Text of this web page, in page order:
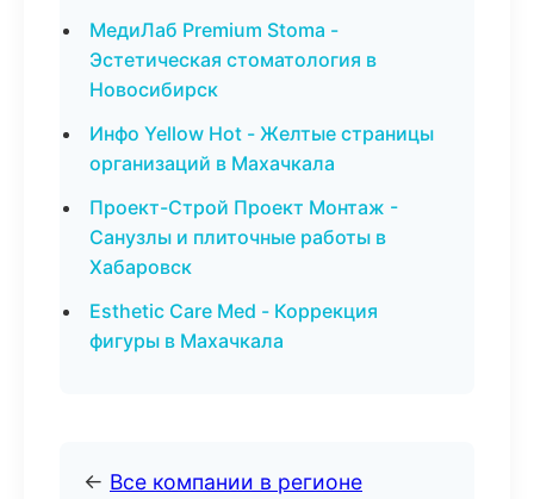
МедиЛаб Premium Stoma -
Эстетическая стоматология в
Новосибирск
Инфо Yellow Hot - Желтые страницы
организаций в Махачкала
Проект-Строй Проект Монтаж -
Санузлы и плиточные работы в
Хабаровск
Esthetic Care Med - Коррекция
фигуры в Махачкала
← Все компании в регионе